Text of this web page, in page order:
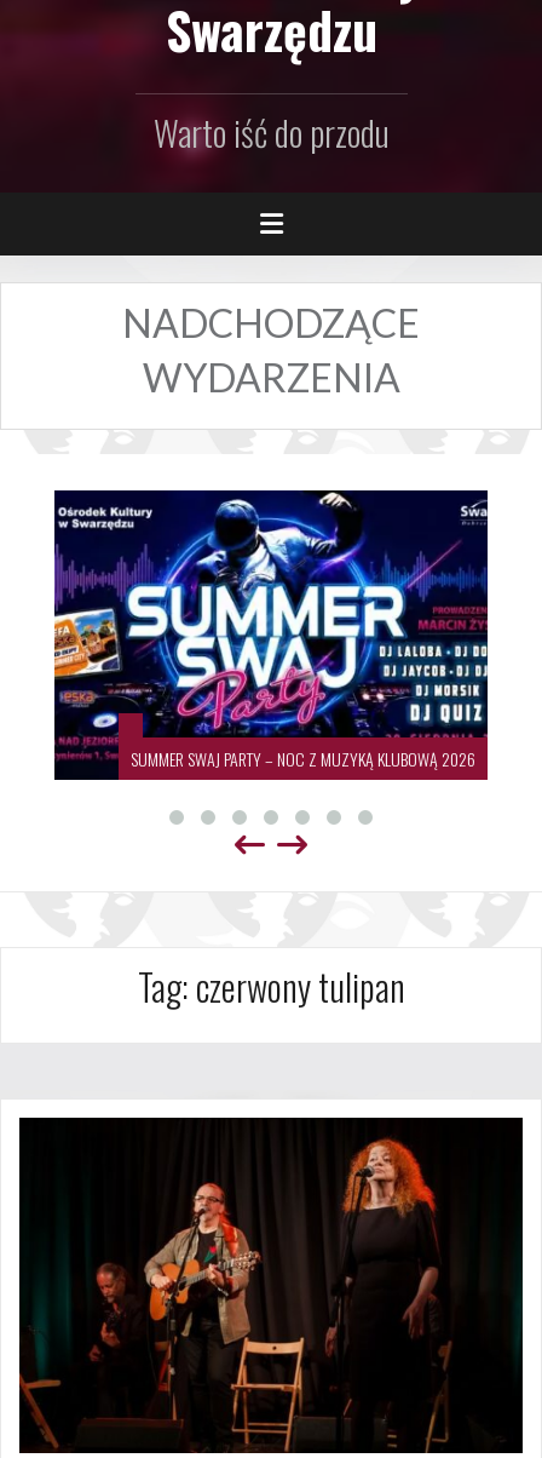
Swarzędzu
Warto iść do przodu
NADCHODZĄCE
WYDARZENIA
SUMMER SWAJ PARTY – NOC Z MUZYKĄ KLUBOWĄ 2026
Tag:czerwony tulipan